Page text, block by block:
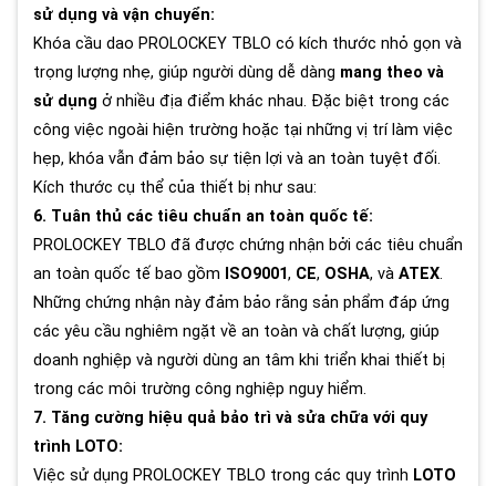
sử dụng và vận chuyển:
Khóa cầu dao PROLOCKEY TBLO có kích thước nhỏ gọn và
trọng lượng nhẹ, giúp người dùng dễ dàng mang theo và
sử dụng ở nhiều địa điểm khác nhau. Đặc biệt trong các
công việc ngoài hiện trường hoặc tại những vị trí làm việc
hẹp, khóa vẫn đảm bảo sự tiện lợi và an toàn tuyệt đối.
Kích thước cụ thể của thiết bị như sau:
6. Tuân thủ các tiêu chuẩn an toàn quốc tế:
PROLOCKEY TBLO đã được chứng nhận bởi các tiêu chuẩn
an toàn quốc tế bao gồm ISO9001, CE, OSHA, và ATEX.
Những chứng nhận này đảm bảo rằng sản phẩm đáp ứng
các yêu cầu nghiêm ngặt về an toàn và chất lượng, giúp
doanh nghiệp và người dùng an tâm khi triển khai thiết bị
trong các môi trường công nghiệp nguy hiểm.
7. Tăng cường hiệu quả bảo trì và sửa chữa với quy
trình LOTO:
Việc sử dụng PROLOCKEY TBLO trong các quy trình LOTO